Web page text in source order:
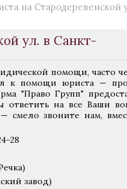
на Стародеревенской
ул. в Санкт-
помощи, часто
к помощи юриста —
"Право Групп"
на все Ваши
смело звоните нам,
28
завод)